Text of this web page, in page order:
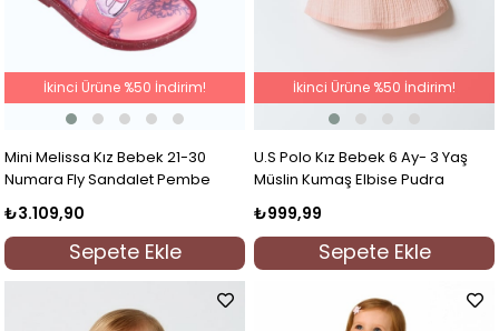
Mini Melissa Kız Bebek 21-30
Numara Fly Sandalet Pembe
₺3.109,90
Sepete Ekle
İkinci Ürüne %50 İndirim!
U.S Polo Kız Bebek 6 Ay- 3 Yaş
Müslin Kumaş Elbise Pudra
₺999,99
Sepete Ekle
İkinci Ürüne %50 İndirim!